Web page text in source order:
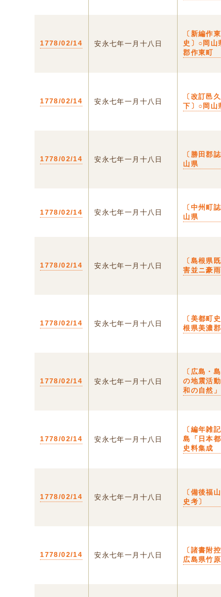
1778/02/14 安永七年一月十八日
〔新編作
史〕○岡山
郡作東町
1778/02/14 安永七年一月十八日
〔改訂
下〕○岡山
1778/02/14 安永七年一月十八日
〔勝田郡
山県
1778/02/14 安永七年一月十八日
〔中州町
山県
1778/02/14 安永七年一月十八日
〔島根県
害並ニ豪
1778/02/14 安永七年一月十八日
〔美都町
根県美濃郡
1778/02/14 安永七年一月十八日
〔広島・
の地震活
和の自然」
1778/02/14 安永七年一月十八日
〔編年雑
島「日本
史料集成
1778/02/14 安永七年一月十八日
〔備後福
史考〕
1778/02/14 安永七年一月十八日
〔諸書附
広島県竹